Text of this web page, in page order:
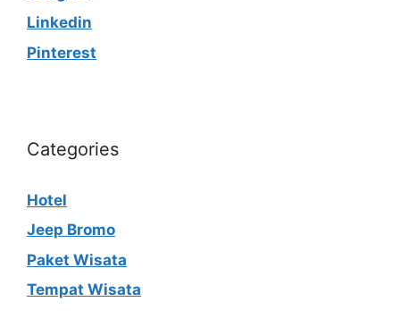
Linkedin
Pinterest
Categories
Hotel
Jeep Bromo
Paket Wisata
Tempat Wisata